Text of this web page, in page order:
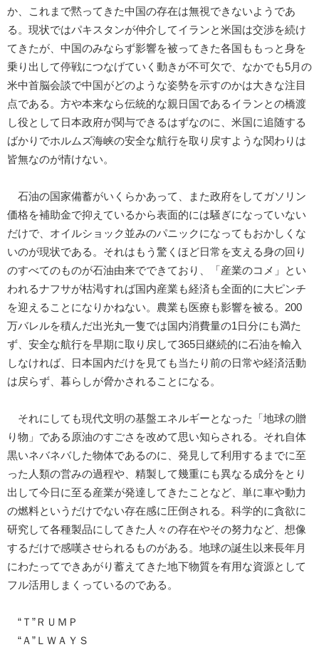
か、これまで黙ってきた中国の存在は無視できないようであ
る。現状ではパキスタンが仲介してイランと米国は交渉を続け
てきたが、中国のみならず影響を被ってきた各国ももっと身を
乗り出して停戦につなげていく動きが不可欠で、なかでも5月の
米中首脳会談で中国がどのような姿勢を示すのかは大きな注目
点である。方や本来なら伝統的な親日国であるイランとの橋渡
し役として日本政府が関与できるはずなのに、米国に追随する
ばかりでホルムズ海峡の安全な航行を取り戻すような関わりは
皆無なのが情けない。
石油の国家備蓄がいくらかあって、また政府をしてガソリン
価格を補助金で抑えているから表面的には騒ぎになっていない
だけで、オイルショック並みのパニックになってもおかしくな
いのが現状である。それはもう驚くほど日常を支える身の回り
のすべてのものが石油由来でできており、「産業のコメ」とい
われるナフサが枯渇すれば国内産業も経済も全面的に大ピンチ
を迎えることになりかねない。農業も医療も影響を被る。200
万バレルを積んだ出光丸一隻では国内消費量の1日分にも満た
ず、安全な航行を早期に取り戻して365日継続的に石油を輸入
しなければ、日本国内だけを見ても当たり前の日常や経済活動
は戻らず、暮らしが脅かされることになる。
それにしても現代文明の基盤エネルギーとなった「地球の贈
り物」である原油のすごさを改めて思い知らされる。それ自体
黒いネバネバした物体であるのに、発見して利用するまでに至
った人類の営みの過程や、精製して幾重にも異なる成分をとり
出して今日に至る産業が発達してきたことなど、単に車や動力
の燃料というだけでない存在感に圧倒される。科学的に貪欲に
研究して各種製品にしてきた人々の存在やその努力など、想像
するだけで感嘆させられるものがある。地球の誕生以来長年月
にわたってできあがり蓄えてきた地下物質を有用な資源として
フル活用しまくっているのである。
“Ｔ”ＲＵＭＰ
“Ａ”ＬＷＡＹＳ